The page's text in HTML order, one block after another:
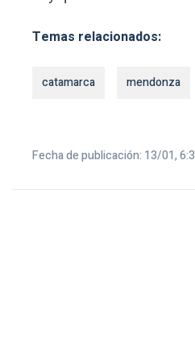
Temas relacionados:
catamarca mendonza
Fecha de publicación: 13/01,